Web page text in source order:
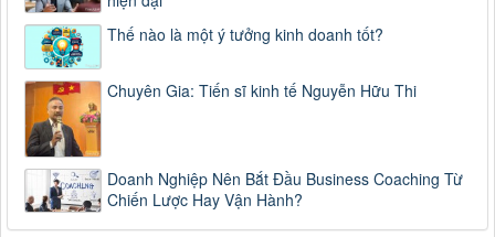
Thế nào là một ý tưởng kinh doanh tốt?
Chuyên Gia: Tiến sĩ kinh tế Nguyễn Hữu Thi
Doanh Nghiệp Nên Bắt Đầu Business Coaching Từ
Chiến Lược Hay Vận Hành?